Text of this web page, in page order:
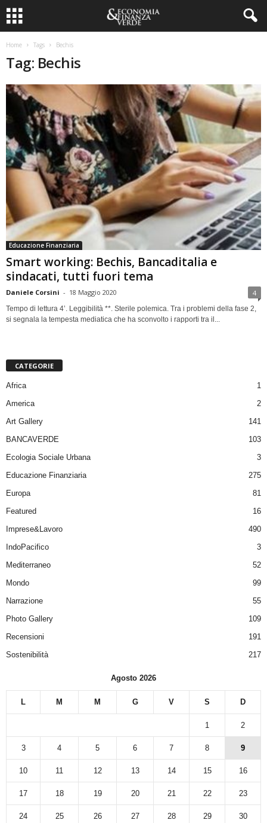
Home Tags Bechis
Tag: Bechis
Educazione Finanziaria
Smart working: Bechis, Bancaditalia e
sindacati, tutti fuori tema
Daniele Corsini - 18 Maggio 2020 4
Tempo di lettura 4’. Leggibilità **. Sterile polemica. Tra i problemi della fase 2,
si segnala la tempesta mediatica che ha sconvolto i rapporti tra il...
CATEGORIE
Africa
1
America
2
Art Gallery
141
BANCAVERDE
103
Ecologia Sociale Urbana
3
Educazione Finanziaria
275
Europa
81
Featured
16
Imprese&Lavoro
490
IndoPacifico
3
Mediterraneo
52
Mondo
99
Narrazione
55
Photo Gallery
109
Recensioni
191
Sostenibilità
217
Agosto 2026
L M M G V S D
1 2
3 4 5 6 7 8 9
10 11 12 13 14 15 16
17 18 19 20 21 22 23
24 25 26 27 28 29 30